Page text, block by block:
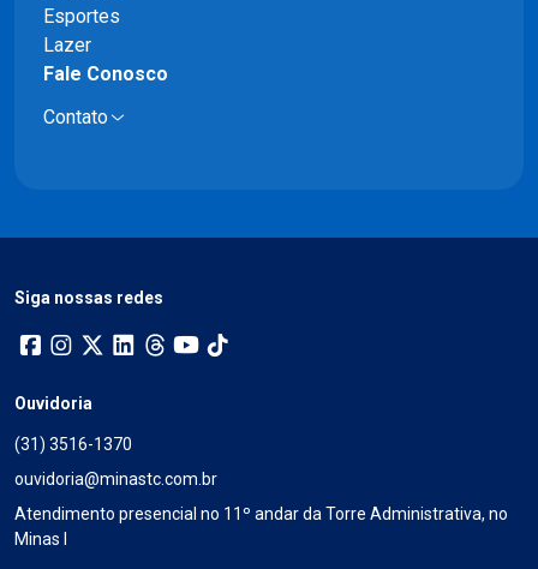
Esportes
Lazer
Fale Conosco
Contato
Siga nossas redes
Ouvidoria
(31) 3516-1370
ouvidoria@minastc.com.br
Atendimento presencial no 11º andar da Torre Administrativa, no
Minas I